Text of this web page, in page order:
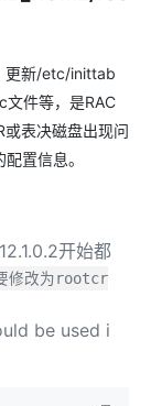
更新/etc/inittab
件等，是RAC
表决磁盘出现问
置信息。
开始都
修改为rootcr
be used i